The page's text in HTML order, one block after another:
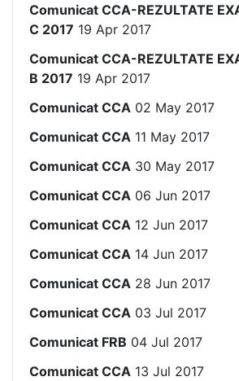
Comunicat CCA-REZULTATE
C 2017 19 Apr 2017
Comunicat CCA-REZULTATE
B 2017 19 Apr 2017
Comunicat CCA 02 May 2017
Comunicat CCA 11 May 2017
Comunicat CCA 30 May 2017
Comunicat CCA 06 Jun 2017
Comunicat CCA 12 Jun 2017
Comunicat CCA 14 Jun 2017
Comunicat CCA 28 Jun 2017
Comunicat CCA 03 Jul 2017
Comunicat FRB 04 Jul 2017
Comunicat CCA 13 Jul 2017